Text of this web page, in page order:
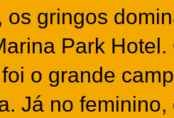
os gringos
Park
o grande
Já no